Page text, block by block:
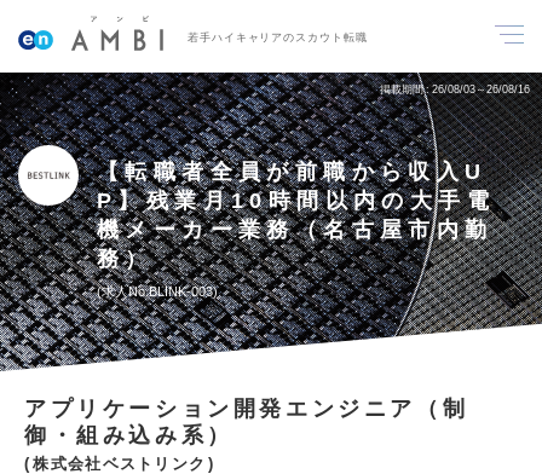
若手ハイキャリアのスカウト転職
掲載期間 26/08/03～26/08/16
【転職者全員が前職から収入U
P】残業⽉10時間以内の大手電
機メーカー業務（名古屋市内勤
務）
求人No.BLINK-003
アプリケーション開発エンジニア（制
御・組み込み系）
株式会社ベストリンク